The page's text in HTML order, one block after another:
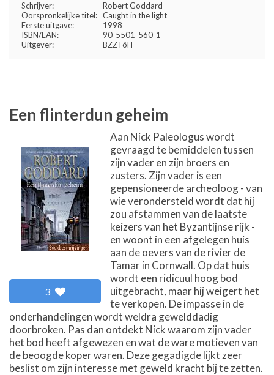
Schrijver:
Robert Goddard
Oorspronkelijke titel: Caught in the light
Eerste uitgave:
1998
ISBN/EAN:
90-5501-560-1
Uitgever:
BZZTôH
Een flinterdun geheim
3
Aan Nick Paleologus wordt
gevraagd te bemiddelen tussen
zijn vader en zijn broers en
zusters. Zijn vader is een
gepensioneerde archeoloog - van
wie verondersteld wordt dat hij
zou afstammen van de laatste
keizers van het Byzantijnse rijk -
en woont in een afgelegen huis
aan de oevers van de rivier de
Tamar in Cornwall. Op dat huis
wordt een ridicuul hoog bod
uitgebracht, maar hij weigert het
te verkopen. De impasse in de
onderhandelingen wordt weldra gewelddadig
doorbroken. Pas dan ontdekt Nick waarom zijn vader
het bod heeft afgewezen en wat de ware motieven van
de beoogde koper waren. Deze gegadigde lijkt zeer
beslist om zijn interesse met geweld kracht bij te zetten.